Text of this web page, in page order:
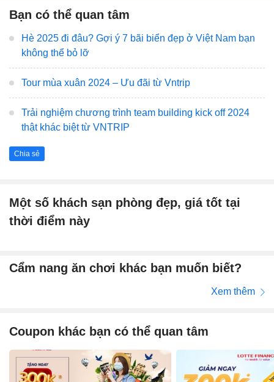
Bạn có thể quan tâm
Hè 2025 đi đâu? Gợi ý 7 bãi biển đẹp ở Việt Nam bạn
không thể bỏ lỡ
Tour mùa xuân 2024 – Ưu đãi từ Vntrip
Trải nghiệm chương trình team building kick off 2024
thật khác biệt từ VNTRIP
Chia sẻ
Một số khách sạn phòng đẹp, giá tốt tại
thời điểm này
Cẩm nang ăn chơi khác bạn muốn biết?
Xem thêm
Coupon khác bạn có thể quan tâm